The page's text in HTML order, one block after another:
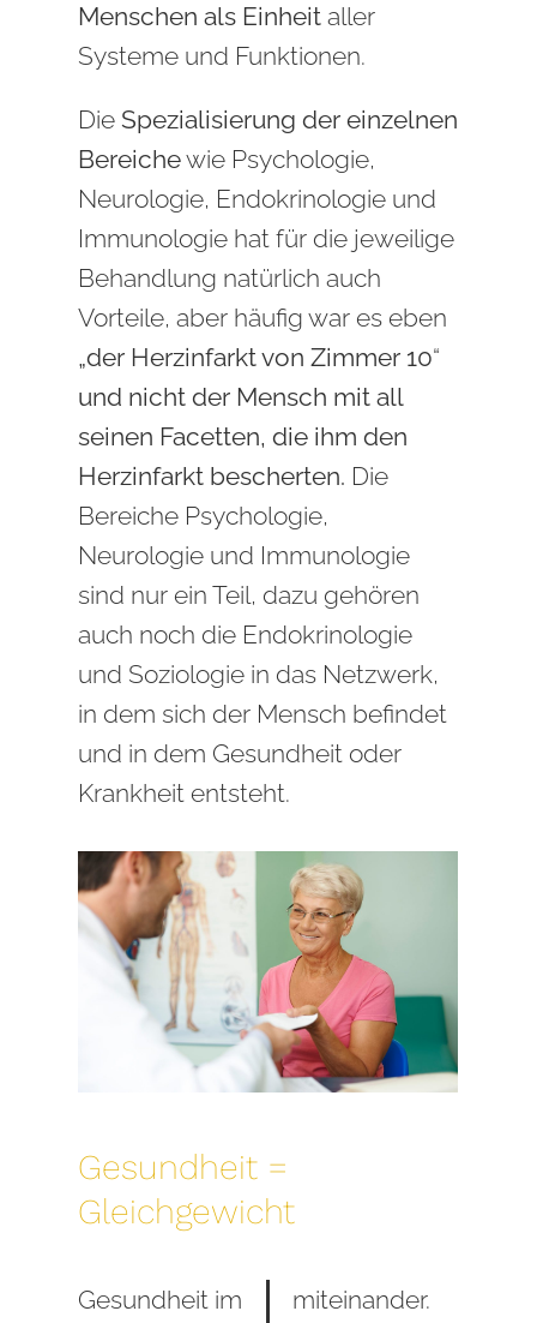
Menschen als Einheitaller
Systeme und Funktionen.
DieSpezialisierung der einzelnen
Bereichewie Psychologie,
Neurologie, Endokrinologie und
Immunologie hat für die jeweilige
Behandlung natürlich auch
Vorteile, aber häufig war es eben
„der Herzinfarkt von Zimmer 10“
und nicht der Mensch mit all
seinen Facetten, die ihm den
Herzinfarkt bescherten. Die
Bereiche Psychologie,
Neurologie und Immunologie
sind nur ein Teil, dazu gehören
auch noch die Endokrinologie
und Soziologie in das Netzwerk,
in dem sich der Mensch befindet
und in dem Gesundheit oder
Krankheit entsteht.
Gesundheit =
Gleichgewicht
Gesundheit im
miteinander.